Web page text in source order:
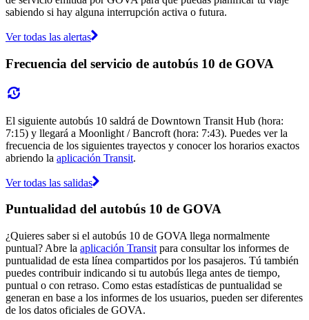
sabiendo si hay alguna interrupción activa o futura.
Ver todas las alertas
Frecuencia del servicio de autobús 10 de GOVA
El siguiente autobús 10 saldrá de Downtown Transit Hub (hora:
7:15) y llegará a Moonlight / Bancroft (hora: 7:43). Puedes ver la
frecuencia de los siguientes trayectos y conocer los horarios exactos
abriendo la aplicación Transit.
Ver todas las salidas
Puntualidad del autobús 10 de GOVA
¿Quieres saber si el autobús 10 de GOVA llega normalmente
puntual? Abre la aplicación Transit para consultar los informes de
puntualidad de esta línea compartidos por los pasajeros. Tú también
puedes contribuir indicando si tu autobús llega antes de tiempo,
puntual o con retraso. Como estas estadísticas de puntualidad se
generan en base a los informes de los usuarios, pueden ser diferentes
de los datos oficiales de GOVA.